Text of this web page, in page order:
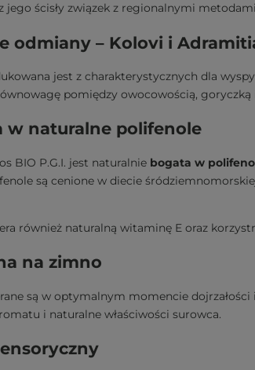
jego ścisły związek z regionalnymi
odmiany – Kolovi i
jest z charakterystycznych dla
pomiędzy owocowością,
w naturalne polifenole
BIO P.G.I. jest naturalnie bogata w
są cenione w diecie
również naturalną witaminę E oraz
na zimno
są w optymalnym momencie dojrzałości
i naturalne właściwości surowca.